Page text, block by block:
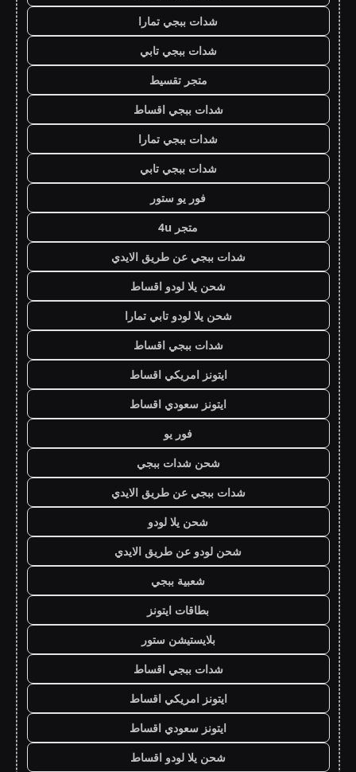
شدات ببجي تمارا
شدات ببجي تابي
متجر تقسيط
شدات ببجي اقساط
شدات ببجي تمارا
شدات ببجي تابي
فور يو ستور
متجر 4u
شدات ببجي عن طريق الايدي
شحن يلا لودو اقساط
شحن يلا لودو تابي تمارا
شدات ببجي اقساط
ايتونز امريكي اقساط
ايتونز سعودي اقساط
فور يو
شحن شدات ببجي
شدات ببجي عن طريق الايدي
شحن يلا لودو
شحن لودو عن طريق الايدي
شعبية ببجي
بطاقات ايتونز
بلايستيشن ستور
شدات ببجي اقساط
ايتونز امريكي اقساط
ايتونز سعودي اقساط
شحن يلا لودو اقساط